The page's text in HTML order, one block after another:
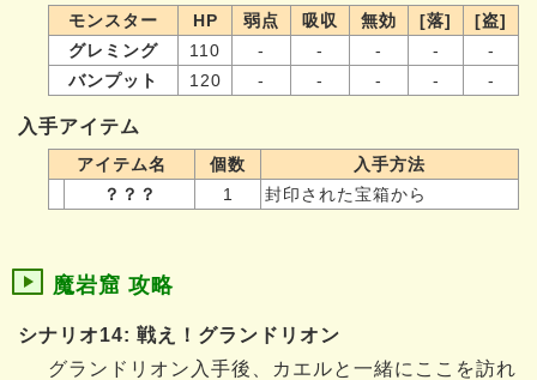
モンスター HP 弱点 吸収 無効 [落]
[盗]
グレミング
110 - - - -
-
バンプット
120 - - - - -
入手アイテム
アイテム名 個数
入手方法
？？？
1 封印された宝箱から
魔岩窟 攻略
シナリオ14: 戦え！グランドリオン
グランドリオン入手後、カエルと一緒にここを訪れ